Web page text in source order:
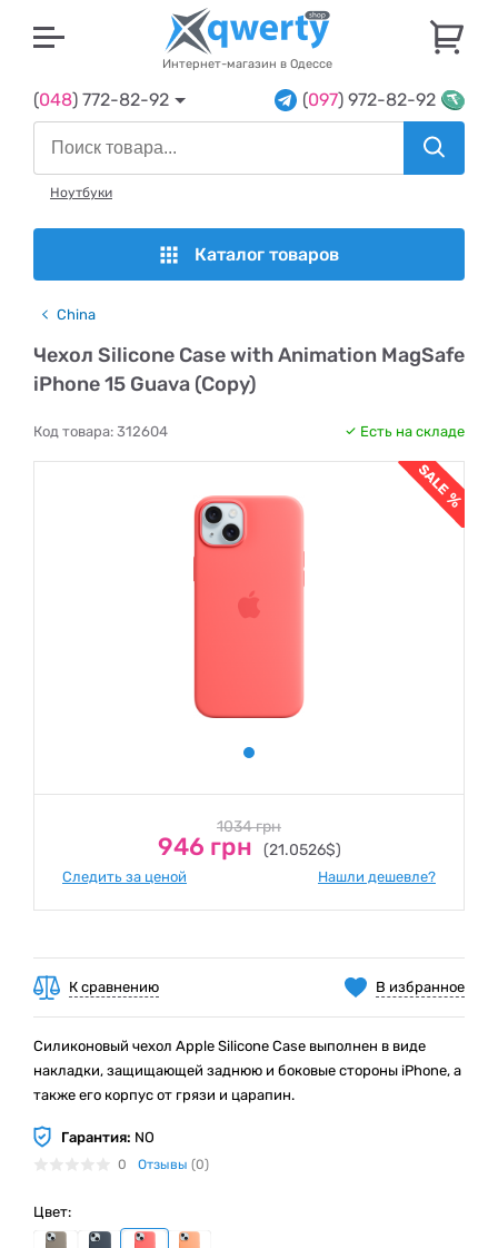
Интернет-магазин в Одессе
(048) 772-82-92 (097) 972-82-92
Ноутбуки
Каталог товаров
China
Чехол Silicone Case with Animation MagSafe
iPhone 15 Guava (Copy)
Код товара: 312604 Есть на складе
1034 грн
946 грн (21.0526$)
Следить за ценой Нашли дешевле?
В избранное
К сравнению
Силиконовый чехол Apple Silicone Case выполнен в виде
накладки, защищающей заднюю и боковые стороны iPhone, а
также его корпус от грязи и царапин.
Гарантия: NO
0 Отзывы (0)
Цвет: